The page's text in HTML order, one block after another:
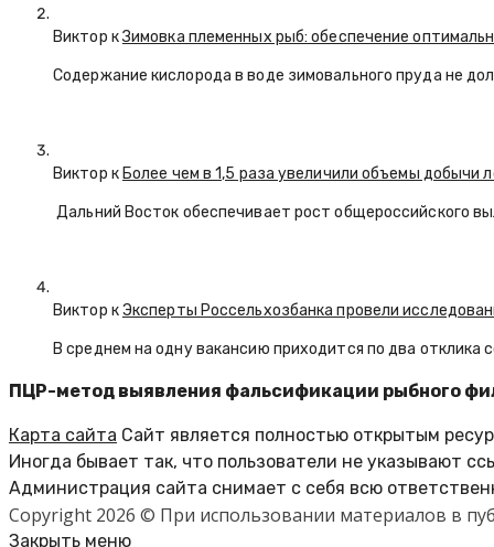
Виктор кЗимовка племенных рыб: обеспечение
Содержание кислорода в воде зимовального пруда не
Виктор к Более чем в 1,5 раза увеличили объемы добычи
Дальний Восток обеспечивает рост общероссийского
Виктор кЭксперты Россельхозбанка провели
В среднем на одну вакансию приходится по два отклика
ПЦР-метод выявления фальсификации рыбного
Карта сайта Сайт является полностью открытым
Иногда бывает так, что пользователи не указывают
Администрация сайта снимает с себя всю
Copyright 2026 © При использовании материалов в
Закрыть меню